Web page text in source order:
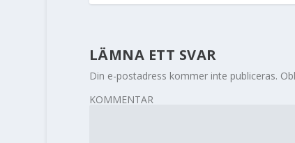
LÄMNA ETT SVAR
Din e-postadress kommer inte publiceras.
KOMMENTAR